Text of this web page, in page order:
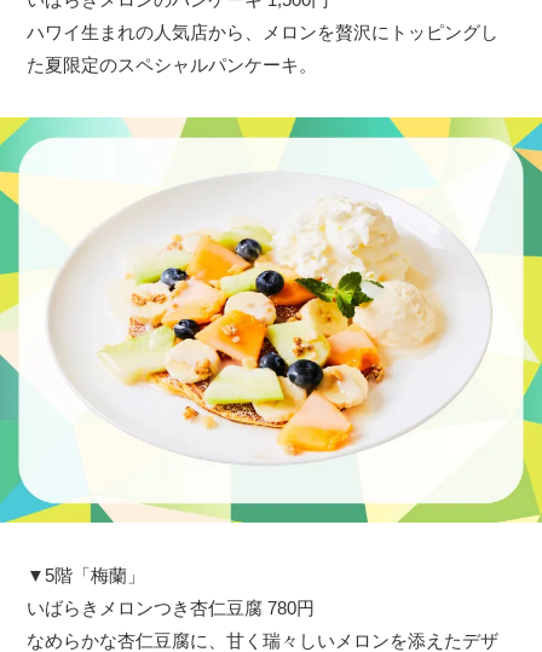
ハワイ生まれの人気店から、メロンを贅沢にトッピングし
た夏限定のスペシャルパンケーキ。
▼5階「梅蘭」
いばらきメロンつき杏仁豆腐 780円
なめらかな杏仁豆腐に、甘く瑞々しいメロンを添えたデザ